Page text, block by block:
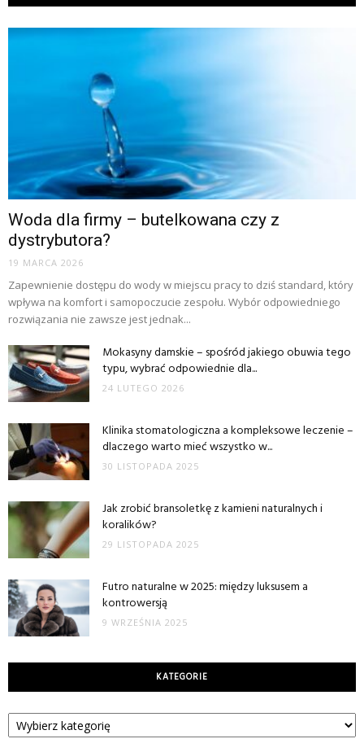
Woda dla firmy – butelkowana czy z
dystrybutora?
19 MARCA 2026
Zapewnienie dostępu do wody w miejscu pracy to dziś standard, który
wpływa na komfort i samopoczucie zespołu. Wybór odpowiedniego
rozwiązania nie zawsze jest jednak...
Mokasyny damskie – spośród jakiego obuwia tego
typu, wybrać odpowiednie dla...
24 LUTEGO 2026
Klinika stomatologiczna a kompleksowe leczenie –
dlaczego warto mieć wszystko w...
30 LISTOPADA 2025
Jak zrobić bransoletkę z kamieni naturalnych i
koralików?
29 LISTOPADA 2025
Futro naturalne w 2025: między luksusem a
kontrowersją
9 WRZEŚNIA 2025
KATEGORIE
Kategorie